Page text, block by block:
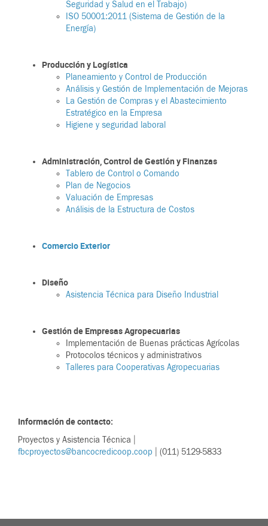
Seguridad y Salud en el Trabajo)
ISO 50001:2011 (Sistema de Gestión de la
Energía)
Producción y Logística
Planeamiento y Control de Producción
Análisis y Gestión de Implementación de Mejoras
La Gestión de Compras y el Abastecimiento
Estratégico en la Empresa
Higiene y seguridad laboral
Administración, Control de Gestión y Finanzas
Tablero de Control o Comando
Plan de Negocios
Valuación de Empresas
Análisis de la Estructura de Costos
Comercio Exterior
Diseño
Asistencia Técnica para Diseño Industrial
Gestión de Empresas Agropecuarias
Implementación de Buenas prácticas Agrícolas
Protocolos técnicos y administrativos
Talleres para Cooperativas Agropecuarias
Información de contacto:
Proyectos y Asistencia Técnica |
fbcproyectos@bancocredicoop.coop | (011) 5129-5833